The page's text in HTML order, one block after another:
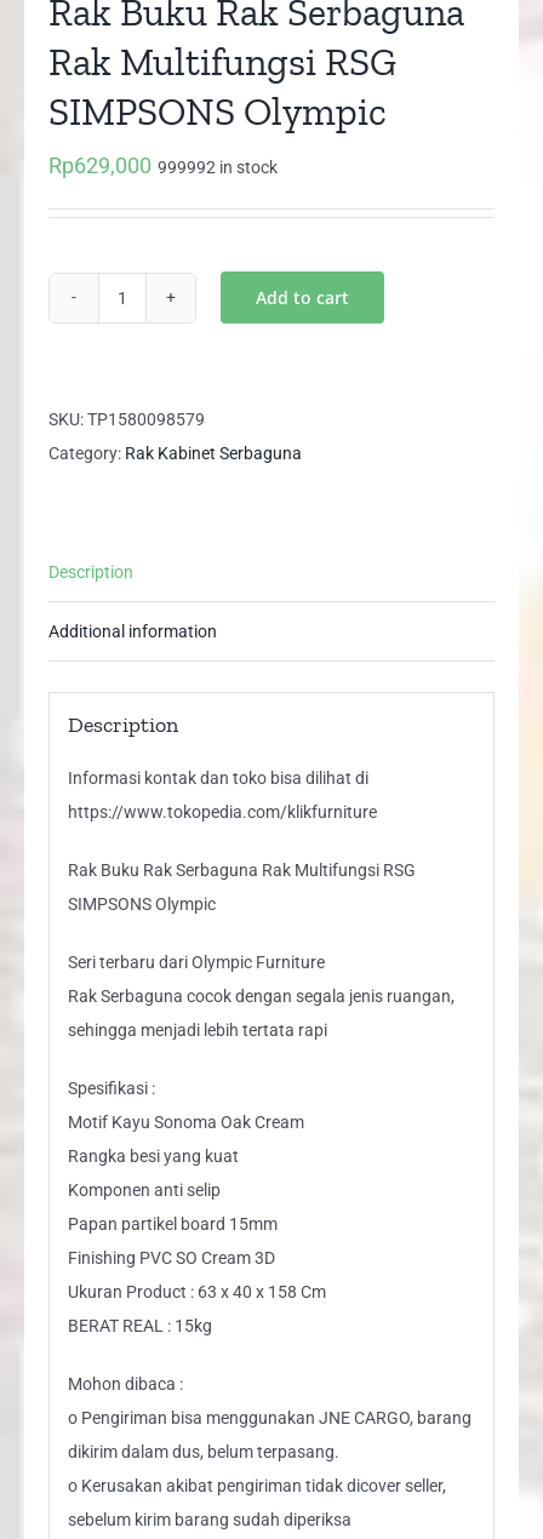
Rak Buku Rak Serbaguna
Rak Multifungsi RSG
SIMPSONS Olympic
Rp629,000 999992 in stock
Serbaguna
Rak
Olympic
Add to cart
SKU:TP1580098579
Category: Rak Kabinet Serbaguna
Description
Additional information
Description
Informasi kontak dan toko bisa dilihat di
https://www.tokopedia.com/klikfurniture
Rak Buku Rak Serbaguna Rak Multifungsi RSG
SIMPSONS Olympic
Seri terbaru dari Olympic Furniture
Rak Serbaguna cocok dengan segala jenis ruangan,
sehingga menjadi lebih tertata rapi
Spesifikasi :
Motif Kayu Sonoma Oak Cream
Rangka besi yang kuat
Komponen anti selip
Papan partikel board 15mm
Finishing PVC SO Cream 3D
Ukuran Product : 63 x 40 x 158 Cm
BERAT REAL : 15kg
Mohon dibaca :
o Pengiriman bisa menggunakan JNE CARGO, barang
dikirim dalam dus, belum terpasang.
o Kerusakan akibat pengiriman tidak dicover seller,
sebelum kirim barang sudah diperiksa